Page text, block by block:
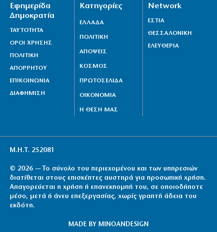
Εφημερίδα
Δημοκρατία
ΤΑΥΤΟΤΗΤΑ
ΟΡΟΙ ΧΡΗΣΗΣ
ΠΟΛΙΤΙΚΗ
ΑΠΟΡΡΗΤΟΥ
ΕΠΙΚΟΙΝΩΝΙΑ
ΔΙΑΦΗΜΙΣΗ
Κατηγορίες
ΕΛΛΑΔΑ
ΠΟΛΙΤΙΚΗ
ΑΠΟΨΕΙΣ
ΚΟΣΜΟΣ
ΠΡΩΤΟΣΕΛΙΔΑ
ΟΙΚΟΝΟΜΙΑ
Η ΘΕΣΗ ΜΑΣ
Network
ΕΣΤΙΑ
ΘΕΣΣΑΛΟΝΙΚΗ
ΕΛΕΥΘΕΡΙΑ
Μ.Η.Τ. 252081
© 2026 — Το σύνολο του περιεχομένου και των υπηρεσιών
διατίθεται στους επισκέπτες αυστηρά για προσωπική χρήση.
Απαγορεύεται η χρήση ή επανεκπομπή του, σε οποιοδήποτε
μέσο, μετά ή άνευ επεξεργασίας, χωρίς γραπτή άδεια του
εκδότη.
MADE BY MINOANDESIGN